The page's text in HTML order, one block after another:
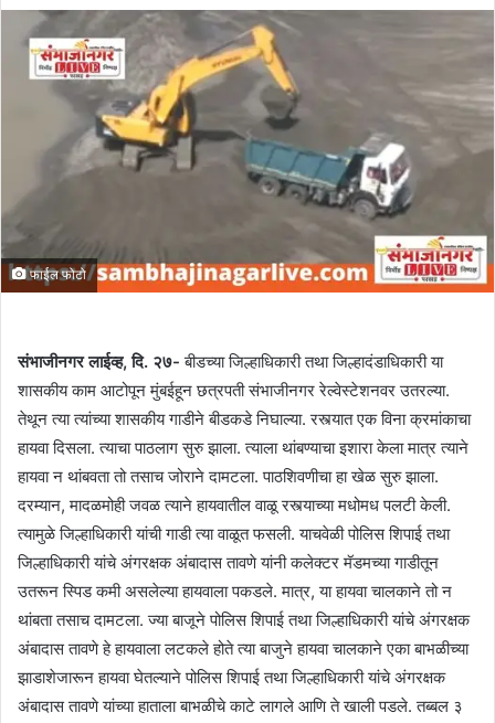
फाईल फोटो
संभाजीनगर लाईव्ह, दि. २७- बीडच्या जिल्हाधिकारी तथा जिल्हादंडाधिकारी या
शासकीय काम आटोपून मुंबईहून छत्रपती संभाजीनगर रेल्वेस्टेशनवर उतरल्या.
तेथून त्या त्यांच्या शासकीय गाडीने बीडकडे निघाल्या. रस्त्यात एक विना क्रमांकाचा
हायवा दिसला. त्याचा पाठलाग सुरु झाला. त्याला थांबण्याचा इशारा केला मात्र त्याने
हायवा न थांबवता तो तसाच जोराने दामटला. पाठशिवणीचा हा खेळ सुरु झाला.
दरम्यान, मादळमोही जवळ त्याने हायवातील वाळू रस्त्याच्या मधोमध पलटी केली.
त्यामुळे जिल्हाधिकारी यांची गाडी त्या वाळूत फसली. याचवेळी पोलिस शिपाई तथा
जिल्हाधिकारी यांचे अंगरक्षक अंबादास तावणे यांनी कलेक्टर मॅडमच्या गाडीतून
उतरून स्पिड कमी असलेल्या हायवाला पकडले. मात्र, या हायवा चालकाने तो न
थांबता तसाच दामटला. ज्या बाजूने पोलिस शिपाई तथा जिल्हाधिकारी यांचे अंगरक्षक
अंबादास तावणे हे हायवाला लटकले होते त्या बाजुने हायवा चालकाने एका बाभळीच्या
झाडाशेजारून हायवा घेतल्याने पोलिस शिपाई तथा जिल्हाधिकारी यांचे अंगरक्षक
अंबादास तावणे यांच्या हाताला बाभळीचे काटे लागले आणि ते खाली पडले. तब्बल ३